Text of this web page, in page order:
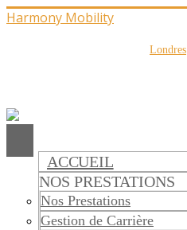
Harmony Mobility
Londres
ACCUEIL
NOS PRESTATIONS
Nos Prestations
Gestion de Carrière